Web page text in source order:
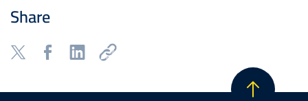
Share